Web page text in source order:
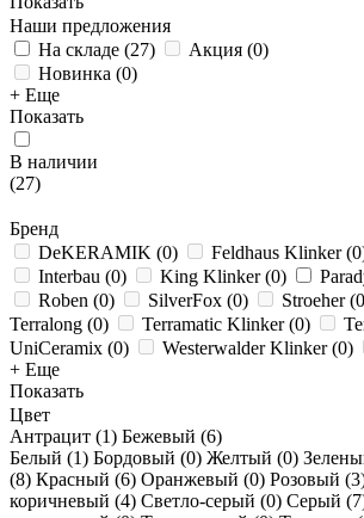
Наши предложения
На складе (27) Акция (0)
Новинка (0)
+ Еще
Показать
В наличии
(27)
Бренд
DeKERAMIK (0) Feldhaus Klinker(0
Interbau (0) King Klinker(0)
Roben (0) SilverFox (0) Stroeher(0
Terralong (0) Terramatic Klinker(0)
UniCeramix (0) Westerwalder Klinker(0)
+ Еще
Показать
Цвет
Антрацит (1) Бежевый (6)
Белый (1) Бордовый (0) Желтый (0)
(8) Красный (6) Оранжевый (0) Розовый (3
коричневый (4) Светло-серый (0) Серый (7